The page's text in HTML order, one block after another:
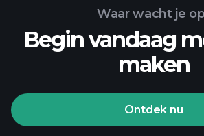
Waar wacht je
Begin vandaag
maken
Ontdek nu